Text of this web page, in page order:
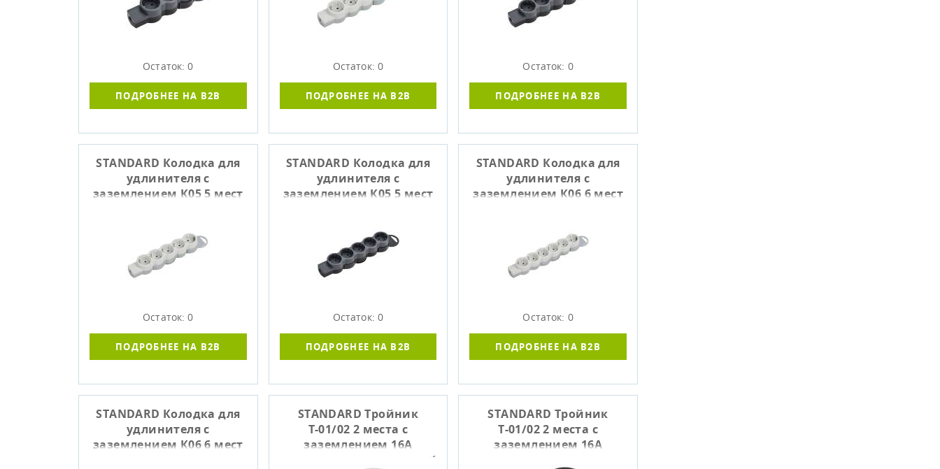
Остаток: 0
ПОДРОБНЕЕ НА B2B
Остаток: 0
ПОДРОБНЕЕ НА B2B
Остаток: 0
ПОДРОБНЕЕ НА B2B
STANDARD Колодка для
удлинителя с
заземлением К05 5 мест
Остаток: 0
ПОДРОБНЕЕ НА B2B
STANDARD Колодка для
удлинителя с
заземлением К05 5 мест
Остаток: 0
ПОДРОБНЕЕ НА B2B
STANDARD Колодка для
удлинителя с
заземлением К06 6 мест
Остаток: 0
ПОДРОБНЕЕ НА B2B
STANDARD Колодка для
удлинителя с
заземлением К06 6 мест
STANDARD Тройник
Т-01/02 2 места с
заземлением 16А
вертикальный белый IEK
STANDARD Тройник
Т-01/02 2 места с
заземлением 16А